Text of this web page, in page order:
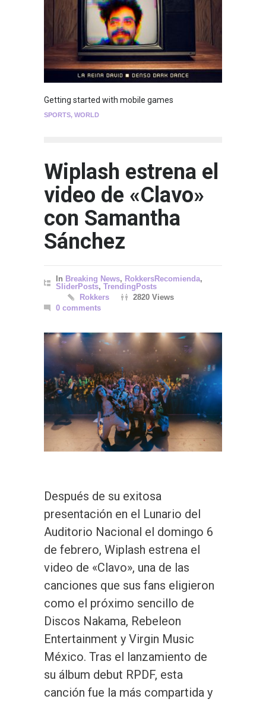
Getting started with mobile games
SPORTS, WORLD
Wiplash estrena el
video de «Clavo»
con Samantha
Sánchez
In Breaking News, RokkersRecomienda,
SliderPosts, TrendingPosts
Rokkers
2820 Views
0 comments
Después de su exitosa
presentación en el Lunario del
Auditorio Nacional el domingo 6
de febrero, Wiplash estrena el
video de «Clavo», una de las
canciones que sus fans eligieron
como el próximo sencillo de
Discos Nakama, Rebeleon
Entertainment y Virgin Music
México. Tras el lanzamiento de
su álbum debut RPDF, esta
canción fue la más compartida y